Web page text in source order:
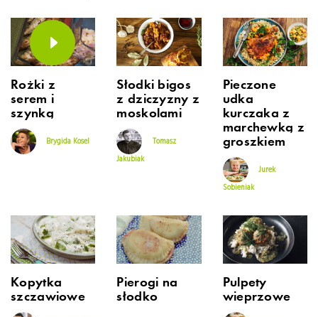
Rożki z
serem i
szynką
Brygida Kosel
Słodki bigos
z dziczyzny z
moskolami
Tomasz
Jakubiak
Pieczone
udka
kurczaka z
marchewką z
groszkiem
Jurek
Sobieniak
Kopytka
szczawiowe
Pierogi na
słodko
Pulpety
wieprzowe